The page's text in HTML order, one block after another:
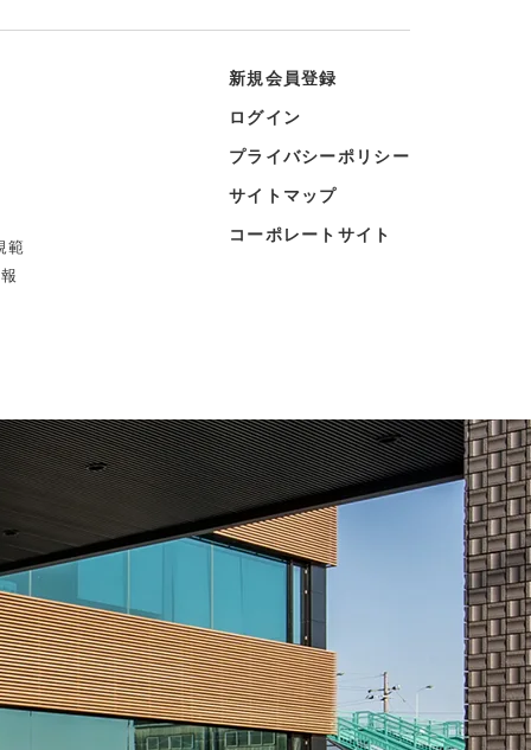
範
新規会員登録
ログイン
プライバシーポリシー
サイトマップ
コーポレートサイト